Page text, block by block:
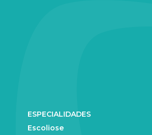
ESPECIALIDADES
Escoliose